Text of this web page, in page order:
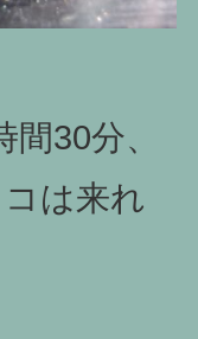
30分、
は来れ